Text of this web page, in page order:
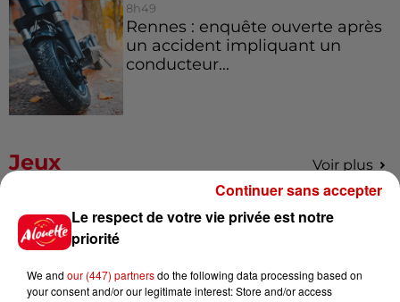
8h49
Rennes : enquête ouverte après
un accident impliquant un
conducteur...
Jeux Voir plus
Gagnez vos places pour le
festival Marché Gourmand 2026
Le respect de votre vie privée est notre
priorité
We and our (447) partnersdo the following data processing based on
your consent and/or our legitimate interest: Store and/or access
Continuer sans accepter